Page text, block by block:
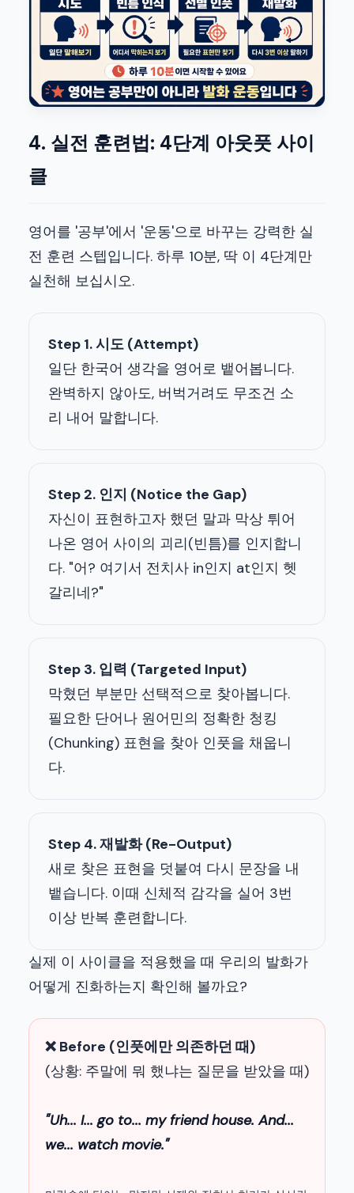
4. 실전 훈련법: 4단계 아웃풋 사이
클
영어를 '공부'에서 '운동'으로 바꾸는 강력한 실
전 훈련 스텝입니다. 하루 10분, 딱 이 4단계만
실천해 보십시오.
Step 1. 시도 (Attempt)
일단 한국어 생각을 영어로 뱉어봅니다.
완벽하지 않아도, 버벅거려도 무조건 소
리 내어 말합니다.
Step 2. 인지 (Notice the Gap)
자신이 표현하고자 했던 말과 막상 튀어
나온 영어 사이의 괴리(빈틈)를 인지합니
다. "어? 여기서 전치사 in인지 at인지 헷
갈리네?"
Step 3. 입력 (Targeted Input)
막혔던 부분만 선택적으로 찾아봅니다.
필요한 단어나 원어민의 정확한 청킹
(Chunking) 표현을 찾아 인풋을 채웁니
다.
Step 4. 재발화 (Re-Output)
새로 찾은 표현을 덧붙여 다시 문장을 내
뱉습니다. 이때 신체적 감각을 실어 3번
이상 반복 훈련합니다.
실제 이 사이클을 적용했을 때 우리의 발화가
어떻게 진화하는지 확인해 볼까요?
❌ Before (인풋에만 의존하던 때)
(상황: 주말에 뭐 했냐는 질문을 받았을 때)
"Uh... I... go to... my friend house. And...
we... watch movie."